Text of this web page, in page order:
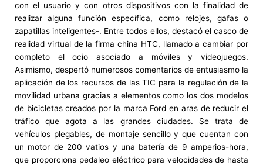
con el usuario y con otros dispositivos con la finalidad de
realizar alguna función específica, como relojes, gafas o
zapatillas inteligentes-. Entre todos ellos, destacó el casco de
realidad virtual de la firma china HTC, llamado a cambiar por
completo el ocio asociado a móviles y videojuegos.
Asimismo, despertó numerosos comentarios de entusiasmo la
aplicación de los recursos de las TIC para la regulación de la
movilidad urbana gracias a elementos como los dos modelos
de bicicletas creados por la marca Ford en aras de reducir el
tráfico que agota a las grandes ciudades. Se trata de
vehículos plegables, de montaje sencillo y que cuentan con
un motor de 200 vatios y una batería de 9 amperios-hora,
que proporciona pedaleo eléctrico para velocidades de hasta